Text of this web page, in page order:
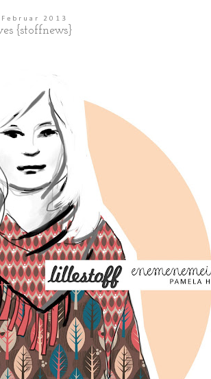
2013
{stoffnews}